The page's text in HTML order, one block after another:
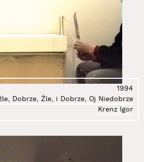
1994
Dobrze, Źle, i Dobrze, Oj Niedobrze
Krenz Igor